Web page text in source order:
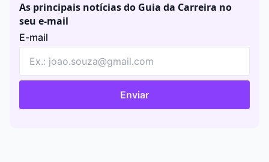
As principais notícias do Guia da Carreira no
seu e-mail
E-mail
Enviar